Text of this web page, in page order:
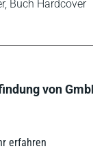
Buch Hardcover
von
erfahren